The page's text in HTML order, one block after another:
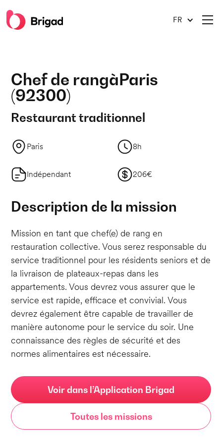
FR
Chef de rangàParis
(92300)
Restaurant traditionnel
Paris 8h
Indépendant 206€
Description de la mission
Mission en tant que chef(e) de rang en
restauration collective. Vous serez responsable du
service traditionnel pour les résidents seniors et de
la livraison de plateaux-repas dans les
appartements. Vous devrez vous assurer que le
service est rapide, efficace et convivial. Vous
devrez également être capable de travailler de
manière autonome pour le service du soir. Une
connaissance des règles de sécurité et des
normes alimentaires est nécessaire.
Voir dans l’Application Brigad
Toutes les missions